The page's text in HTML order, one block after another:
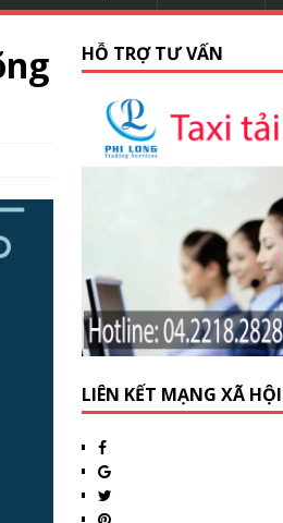
HỖ TRỢ TƯ VẤN
LIÊN KẾT MẠNG XÃ HỘI